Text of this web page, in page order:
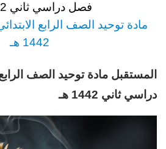
فصل دراسي ثاني 1442 هـ
مادة توحيد الصف الرابع
1442 هـ
المستقبل مادة توحيد الصف
دراسي ثاني 1442 هـ